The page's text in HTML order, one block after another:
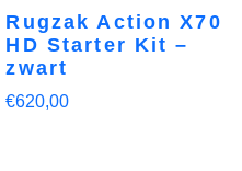
Rugzak Action X70
HD Starter Kit –
zwart
€620,00